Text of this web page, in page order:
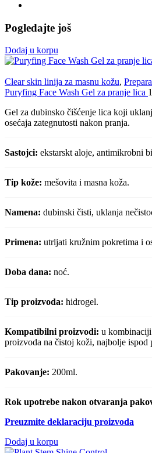
Pogledajte još
Dodaj u korpu
Clear skin linija za masnu kožu,
Puryfing Face Wash Gel za pranje lica
Gel za dubinsko čišćenje lica koji
osećaja zategnutosti nakon pranja.
Sastojci: ekstarskt aloje, antimikrobni
Tip kože: mešovita i masna koža.
Namena: dubinski čisti, uklanja
Primena: utrljati kružnim pokretima i
Doba dana: noć.
Tip proizvoda: hidrogel.
Kompatibilni proizvodi: u kombinaciji
proizvoda na čistoj koži, najbolje
Pakovanje: 200ml.
Rok upotrebe nakon otvaranja
Preuzmite deklaraciju proizvoda
Dodaj u korpu